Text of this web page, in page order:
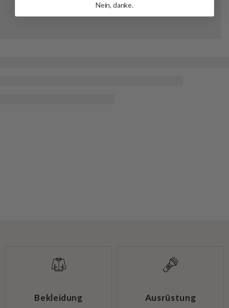
Bekleidung Ausrüstung
Nein, danke.